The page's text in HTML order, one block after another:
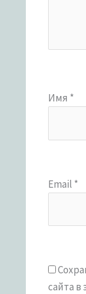
Имя *
Email *
сайта в